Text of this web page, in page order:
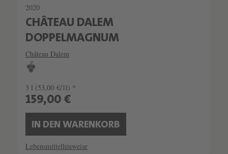
2020
CHÂTEAU DALEM
DOPPELMAGNUM
Château Dalem
3 l (53,00 €/1l) *
159,00 €
IN DEN WARENKORB
Lebensmittelhinweise